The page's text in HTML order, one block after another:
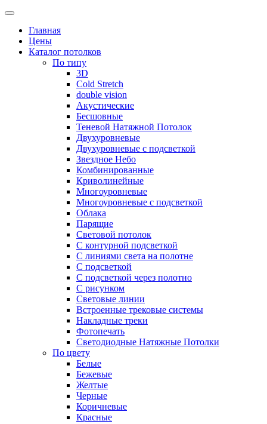
Skip
contentГлавная
Цены
Каталог потолков
По типу
3D
Cold Stretch
double vision
Акустические
Бесшовные
Теневой Натяжной Потолок
Двухуровневые
Двухуровневые с подсветкой
Звездное Небо
Комбинированные
Криволинейные
Многоуровневые
Многоуровневые с подсветкой
Облака
Парящие
Световой потолок
С контурной подсветкой
С линиями света на полотне
С подсветкой
С подсветкой через полотно
С рисунком
Световые линии
Встроенные трековые системы
Накладные треки
Фотопечать
Светодиодные Натяжные Потолки
По цвету
Белые
Бежевые
Желтые
Черные
Коричневые
Красные